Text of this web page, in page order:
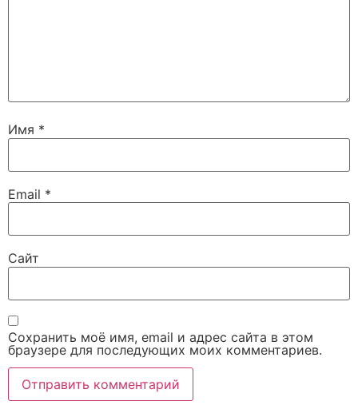
Имя *
Email *
Сайт
Сохранить моё имя, email и адрес сайта в этом
браузере для последующих моих комментариев.